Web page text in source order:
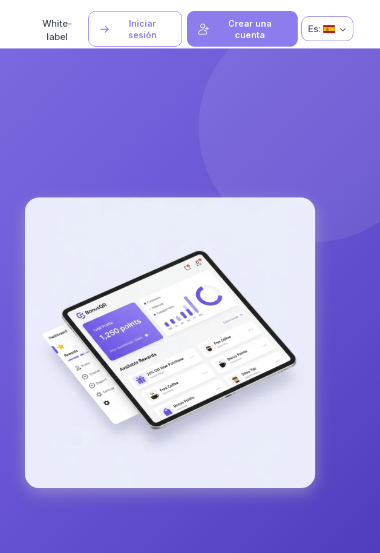
Iniciar
sesión
Crear una
cuenta
White-
label
Es: